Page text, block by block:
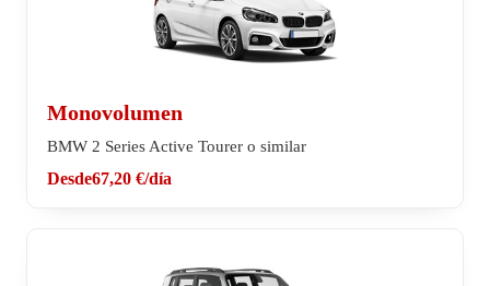
Monovolumen
BMW 2 Series Active Tourer o similar
Desde67,20 €/día